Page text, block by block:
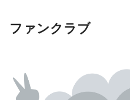
ファンクラブ